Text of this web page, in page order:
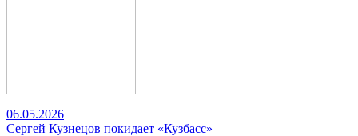
06.05.2026
Сергей Кузнецов покидает «Кузбасс»